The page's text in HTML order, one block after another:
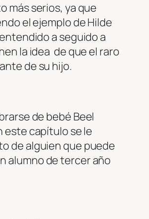
más serios, ya que
el ejemplo de Hilde
a seguido a
la idea de que el raro
de su hijo.
de bebé Beel
este capítulo se le
de alguien que puede
alumno de tercer año